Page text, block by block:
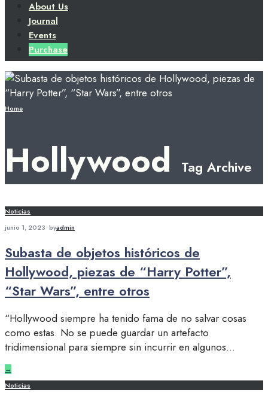
About Us
Journal
Events
Purchase
Home
Hollywood Tag Archive
Noticias
junio 1, 2023• byadmin
Subasta de objetos históricos de
Hollywood, piezas de “Harry Potter”,
“Star Wars”, entre otros
“Hollywood siempre ha tenido fama de no salvar cosas
como estas. No se puede guardar un artefacto
tridimensional para siempre sin incurrir en algunos...
→
Noticias